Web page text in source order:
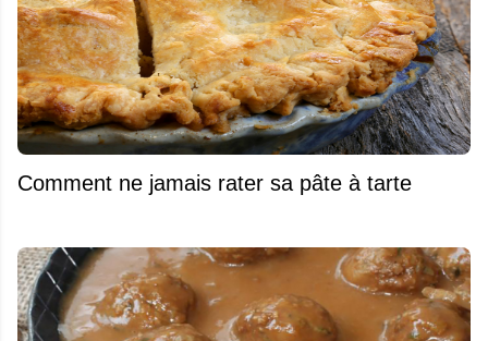
Comment ne jamais rater sa pâte à tarte